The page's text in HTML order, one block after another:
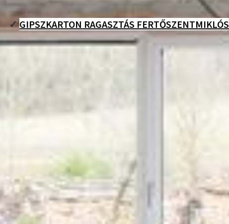
✓GIPSZKARTON RAGASZTÁS FERTŐSZENTMIKLÓS